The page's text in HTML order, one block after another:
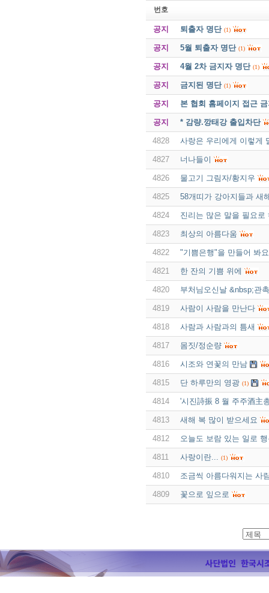
번호
공지 퇴출자 명단 (1)
공지 5월 퇴출자 명단 (1)
공지 4월 2차 금지자 명단 (1)
공지 금지된 명단 (1)
공지 본 협회 홈페이지 접근
공지 * 감량.깡태강 출입차단
4828 사랑은 우리에게 이렇게
4827 너나들이
4826 물고기 그림자/황지우
4825 58개띠가 강아지들과 새
4824 진리는 많은 말을 필요로
4823 최상의 아름다움
4822 "기쁨은행"을 만들어 봐요
4821 한 잔의 기쁨 위에
4820 부처님오신날 &nbsp;관
4819 사람이 사람을 만난다
4818 사람과 사람과의 틈새
4817 몸짓/정순량
4816 시조와 연꽃의 만남
4815 단 하루만의 영광 (1)
4814 '시진詩振 8 월 주주酒主
4813 새해 복 많이 받으세요
4812 오늘도 보람 있는 일로
4811 사랑이란... (1)
4810 조금씩 아름다워지는 사
4809 꽃으로 잎으로